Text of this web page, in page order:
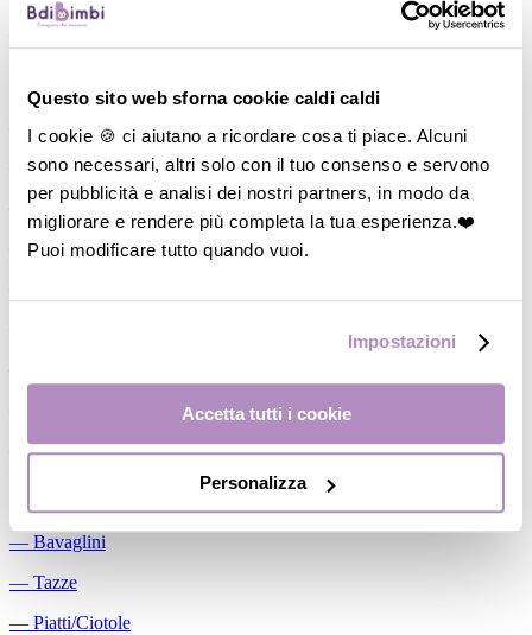
Questo sito web sforna cookie caldi caldi
I cookie 🍪 ci aiutano a ricordare cosa ti piace. Alcuni
sono necessari, altri solo con il tuo consenso e servono
per pubblicità e analisi dei nostri partners, in modo da
migliorare e rendere più completa la tua esperienza.❤️
Puoi modificare tutto quando vuoi.
Impostazioni
Accetta tutti i cookie
Personalizza
Aspiratori nasali manuali
―
Cuscini allattamento
―Biberon
―
Tettarelle
―Succhietti
Conservalatte Materno
―Massaggiagengive
― Bavaglini
― Tazze
― Piatti/Ciotole